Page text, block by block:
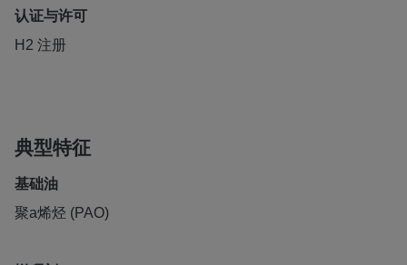
认证与许可
H2 注册
典型特征
基础油
聚a烯烃 (PAO)